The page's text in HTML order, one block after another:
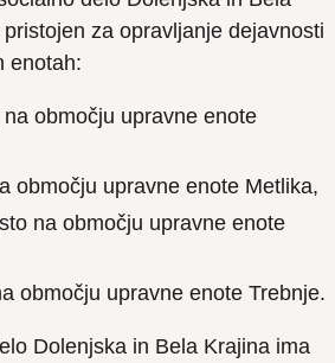
za opravljanje dejavnosti
enotah:
območju upravne enote
območju upravne enote Metlika,
na območju upravne enote
območju upravne enote Trebnje.
Dolenjska in Bela Krajina ima